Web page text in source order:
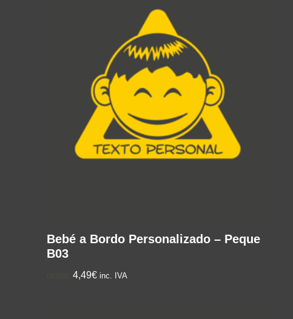
Bebé a Bordo Personalizado – Peque
B03
4,49€ inc. IVA